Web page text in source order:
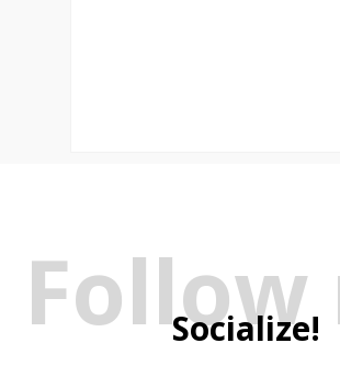
Follow
Socialize!